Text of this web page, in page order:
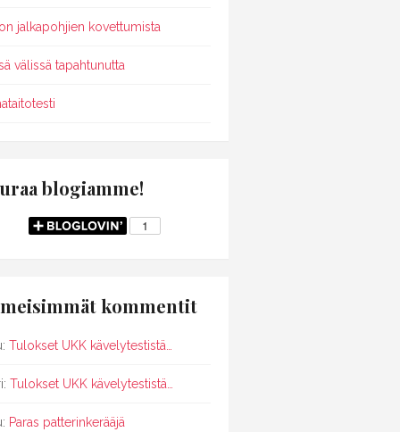
jalkapohjien kovettumista
välissä tapahtunutta
blogiamme!
kommentit
: Tulokset UKK kävelytestistä…
: Tulokset UKK kävelytestistä…
: Paras patterinkerääjä